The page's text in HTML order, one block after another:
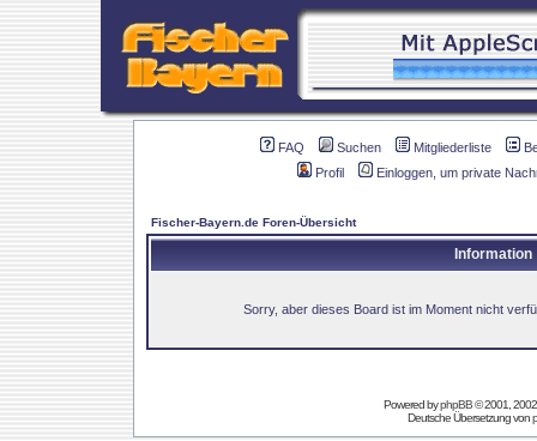
FAQ Suchen Mitgliederliste
Profil
Einloggen, um private
Fischer-Bayern.de Foren-Übersicht
Information
Sorry, aber dieses Board ist im Moment nicht
Powered byphpBB© 2001,
Deutsche Übersetzung von